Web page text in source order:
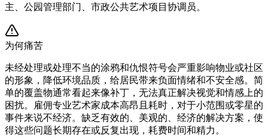
主、公园管理部门、市政公共艺术项目协调员。
为何痛苦
未经处理或处理不当的涂鸦和仇恨符号会严重影响物业或社区
的形象，降低环境品质，给居民带来负面情绪和不安全感。简
单的覆盖物通常看起来像补丁，无法真正解决视觉和情感上的
困扰。雇佣专业艺术家成本高昂且耗时，对于小范围或零星的
事件来说不经济。缺乏有效的、美观的、经济的解决方案，使
得这些问题长期存在或反复出现，耗费时间和精力。